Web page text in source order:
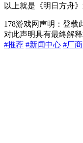
以上就是《明日方舟
178游戏网声明：登
对此声明具有最终解释
#推荐 #新闻中心 #厂商